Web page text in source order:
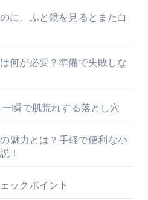
に、ふと鏡を見るとまた白
何が必要？準備で失敗しな
瞬で肌荒れする落とし穴
魅力とは？手軽で便利な小
！
ックポイント